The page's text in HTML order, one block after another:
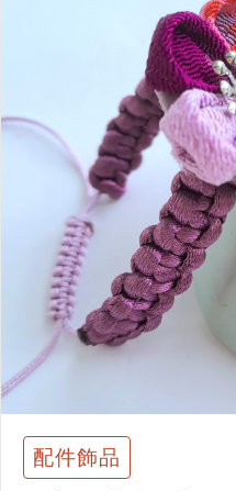
配件飾品